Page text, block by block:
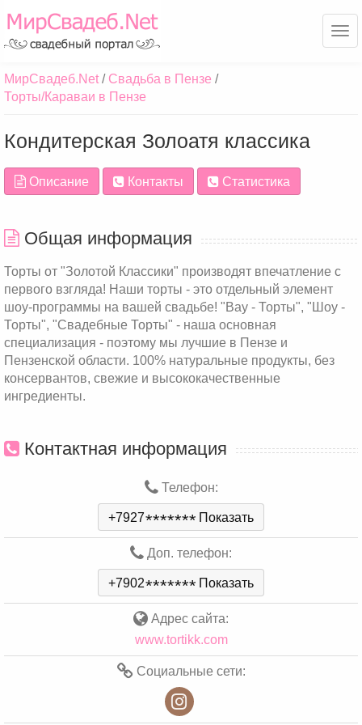
МирСвадеб.Net
Свадьба в Пензе
Торты/Караваи в Пензе
Кондитерская Золоатя классика
Описание Контакты Статистика
Общая информация
Торты от "Золотой Классики" производят впечатление с
первого взгляда! Наши торты - это отдельный элемент
шоу-программы на вашей свадьбе! "Вау - Торты", "Шоу -
Торты", "Свадебные Торты" - наша основная
специализация - поэтому мы лучшие в Пензе и
Пензенской области. 100% натуральные продукты, без
консервантов, свежие и высококачественные
ингредиенты.
Контактная информация
Телефон:
+7927******* Показать
Доп. телефон:
+7902******* Показать
Адрес сайта:
www.tortikk.com
Социальные сети: